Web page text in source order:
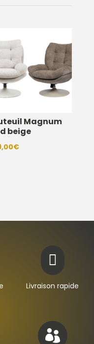
Magnum
beige
€

Livraison rapide
